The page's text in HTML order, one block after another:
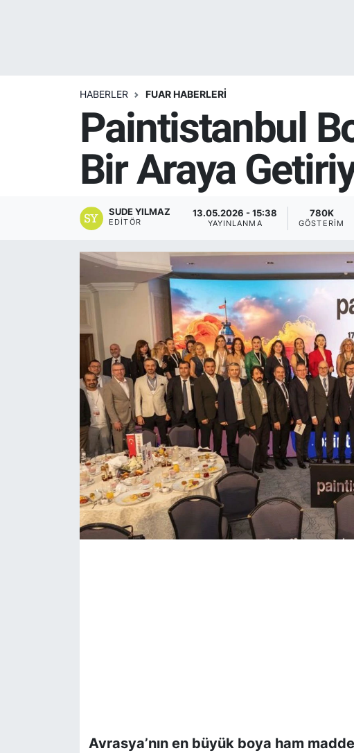
HABERLER FUAR HABERLERİ
Paintistanbul
Bir Araya
SUDE YILMAZ
EDITÖR
13.05.2026 - 15:38
YAYINLANMA
780K
GÖSTERIM
Avrasya’nın en büyük boya ham
SAVUNMA SANAYİ
FUAR HABERLERİ
FUAR TAKVİMİ
FESTİVAL HABERLERİ
KONGRE HABERLERİ
KONGRE TAKVİMİ
RÖPORTAJLAR
BİYOGRAFİLER